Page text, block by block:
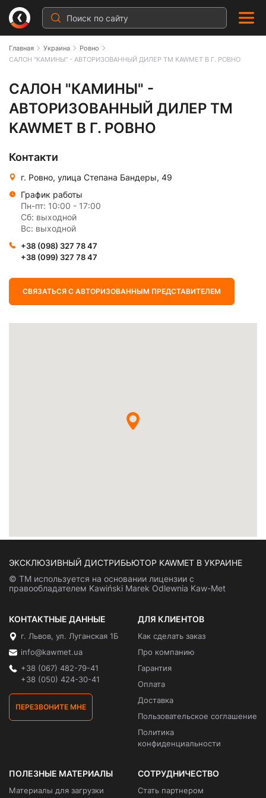
Главная Украина
Ровно
САЛОН "КАМИНЫ" - АВТОРИЗОВАННЫЙ ДИЛЕР ТМ KAWMET В Г. РОВНО
САЛОН "КАМИНЫ" -
САЛОН "КАМИНЫ" -
АВТОРИЗОВАННЫЙ ДИЛЕР ТМ
KAWMET В Г. РОВНО
Контакти
г. Ровно, улица Степана Бандеры, 49
График работы
Пн-пт: 10:00 - 17:00
Сб: выходной
Вс: выходной
+38 (098) 327 78 47
+38 (099) 327 78 47
СВЯЗАТЬСЯ С АВТОРИЗОВАННЫМ ПРЕДСТАВИТЕЛЕМ
ЭКСКЛЮЗИВНЫЙ ДИСТРИБЬЮТОР KAWMET В УКРАИНЕ
© ТМ используется на основании лицензии с
правообладателем Kawiński Marek Odlewnia Kaw-Met
КОНТАКТНЫЕ ДАННЫЕ
г. Львов, ул. Луганская 1Б
info@kawmet.ua
+38 (067) 482-79-41
+38 (050) 424-30-41
ПЕРЕЗВОНИТЕ МНЕ
ДЛЯ КЛИЕНТОВ
Как сделать заказ
Про компанию
Гарантия
Оплата
Доставка
Пользовательское соглашение
Политика
конфиденциальности
ПОЛЕЗНЫЕ МАТЕРИАЛЫ
Материалы для загрузки
СОТРУДНИЧЕСТВО
Стать партнером